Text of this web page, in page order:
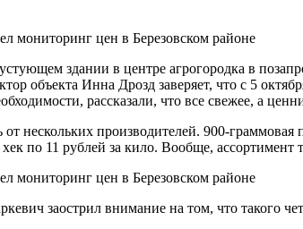
здании в центре агрогородка в
объекта Инна Дрозд заверяет, что с 5
рассказали, что все свежее, а
нескольких производителей. 900-
по 11 рублей за кило. Вообще,
заострил внимание на том, что такого